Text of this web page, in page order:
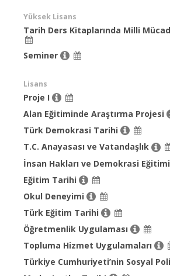
Yüksek Lisans
Tarih Ders Kitaplarında Milli
Seminer
Lisans
Proje I
Alan Eğitiminde Araştırma Projesi
Türk Demokrasi Tarihi
T.C. Anayasası ve Vatandaşlık
İnsan Hakları ve Demokrasi Eğitimi
Eğitim Tarihi
Okul Deneyimi
Türk Eğitim Tarihi
Öğretmenlik Uygulaması
Topluma Hizmet Uygulamaları
Türkiye Cumhuriyeti’nin Sosyal